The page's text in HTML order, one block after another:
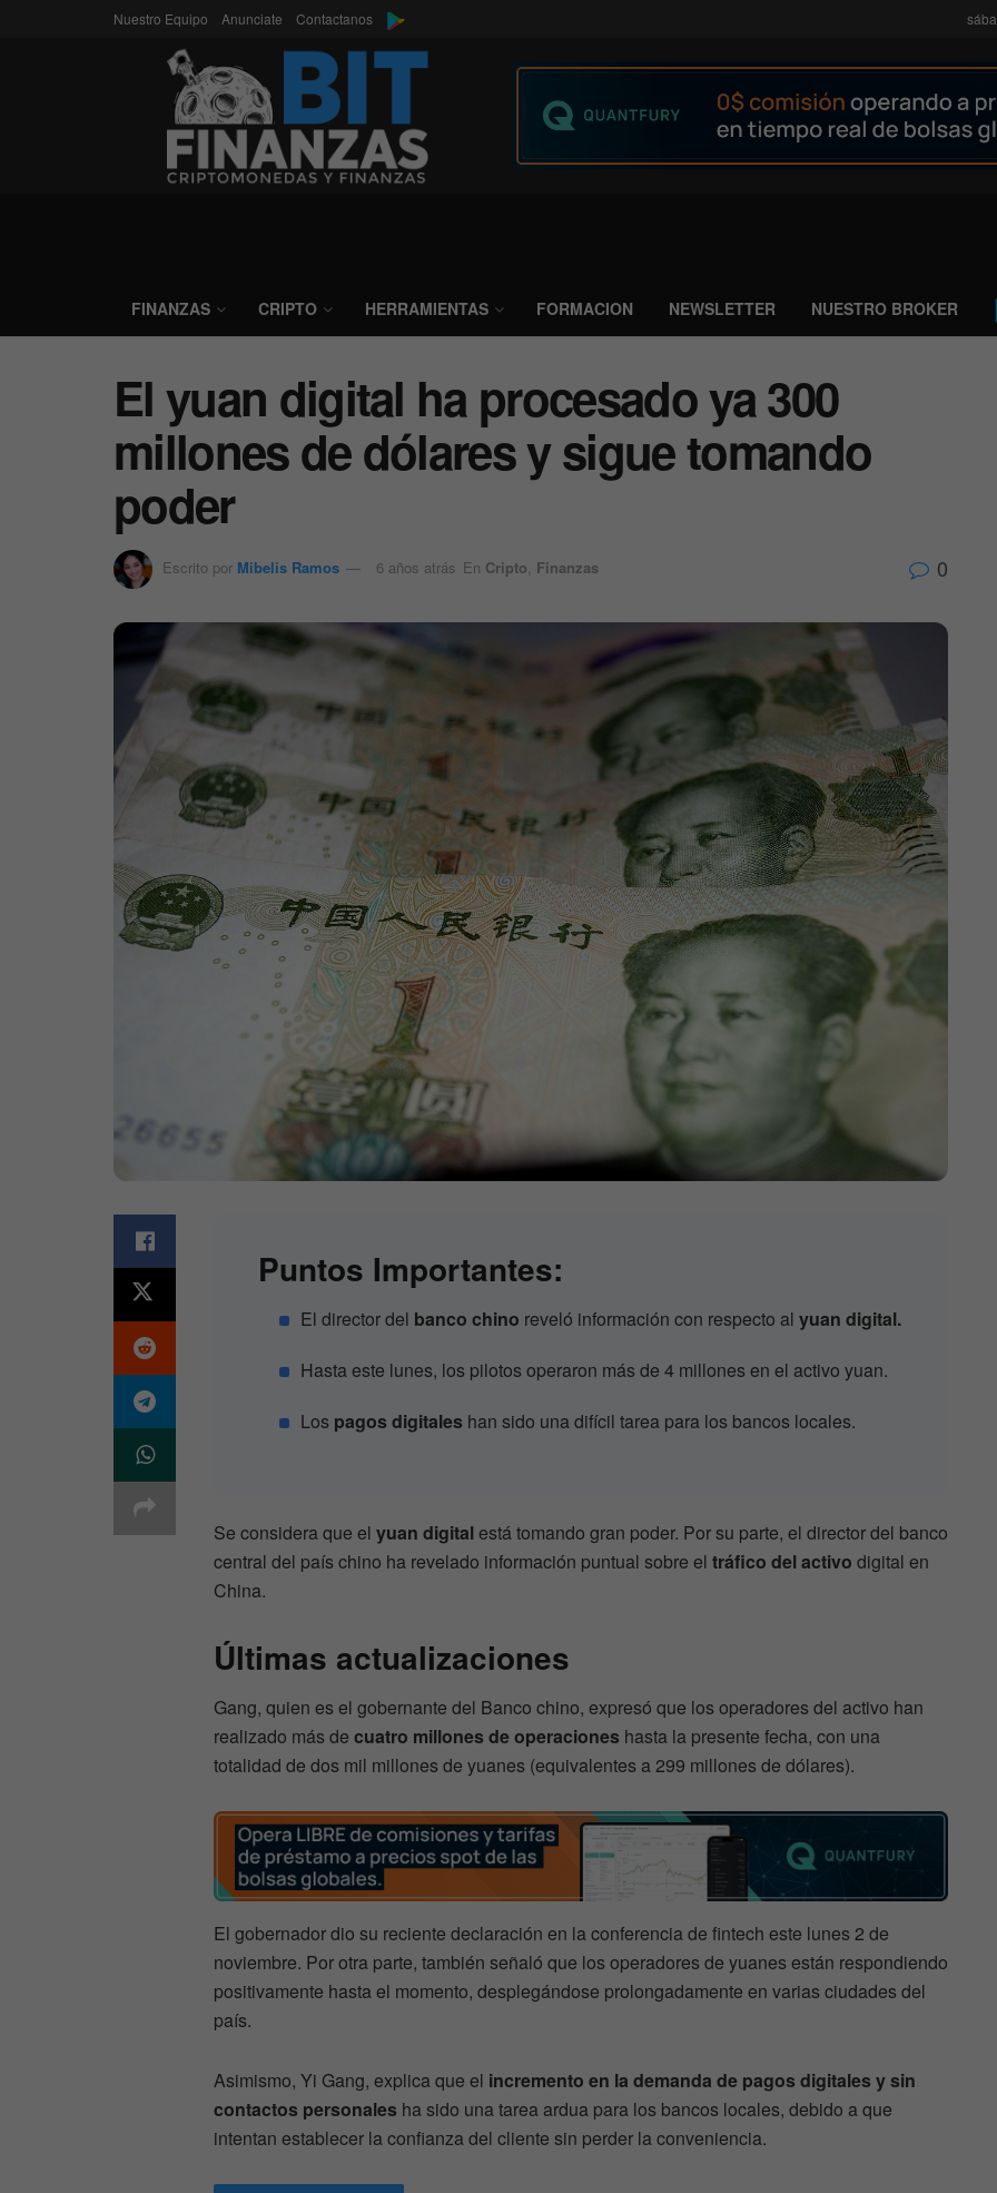
Nuestro Equipo Anunciate Contactanos
FINANZAS CRIPTO HERRAMIENTAS FORMACION NEWSLETTER NUESTRO BROKER
El yuan digital ha procesado ya 300
millones de dólares y sigue tomando
poder
Escrito por Mibelis Ramos 6 años atrás En Cripto Finanzas 0
Puntos Importantes:
El director del banco chino reveló información con respecto alyuan digital.
Hasta este lunes, los pilotos operaron más de 4 millones en el activo yuan.
Los pagos digitales han sido una difícil tarea para los bancos locales.
Se considera que el yuan digitalestá tomando gran poder. Por su parte, el director del banco
central del país chino ha revelado información puntual sobre el tráfico del activo digital en
China.
Últimas actualizaciones
Gang, quien es el gobernante del Banco chino, expresó que los operadores del activo han
realizado más de cuatro millones de operaciones hasta la presente fecha, con una
totalidad de dos mil millones de yuanes (equivalentes a 299 millones de dólares).
El gobernador dio su reciente declaración en la conferencia de fintech este lunes 2 de
noviembre. Por otra parte, también señaló que los operadores de yuanes están respondiendo
positivamente hasta el momento, desplegándose prolongadamente en varias ciudades del
país.
Asimismo, Yi Gang, explica que el incremento en la demanda de pagos digitales y sin
contactos personales ha sido una tarea ardua para los bancos locales, debido a que
intentan establecer la confianza del cliente sin perder la conveniencia.